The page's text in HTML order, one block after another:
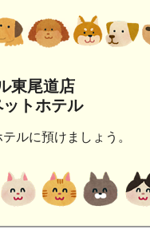
東尾道店
トホテル
ルに預けましょう。